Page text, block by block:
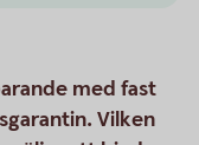
med fast
Vilken